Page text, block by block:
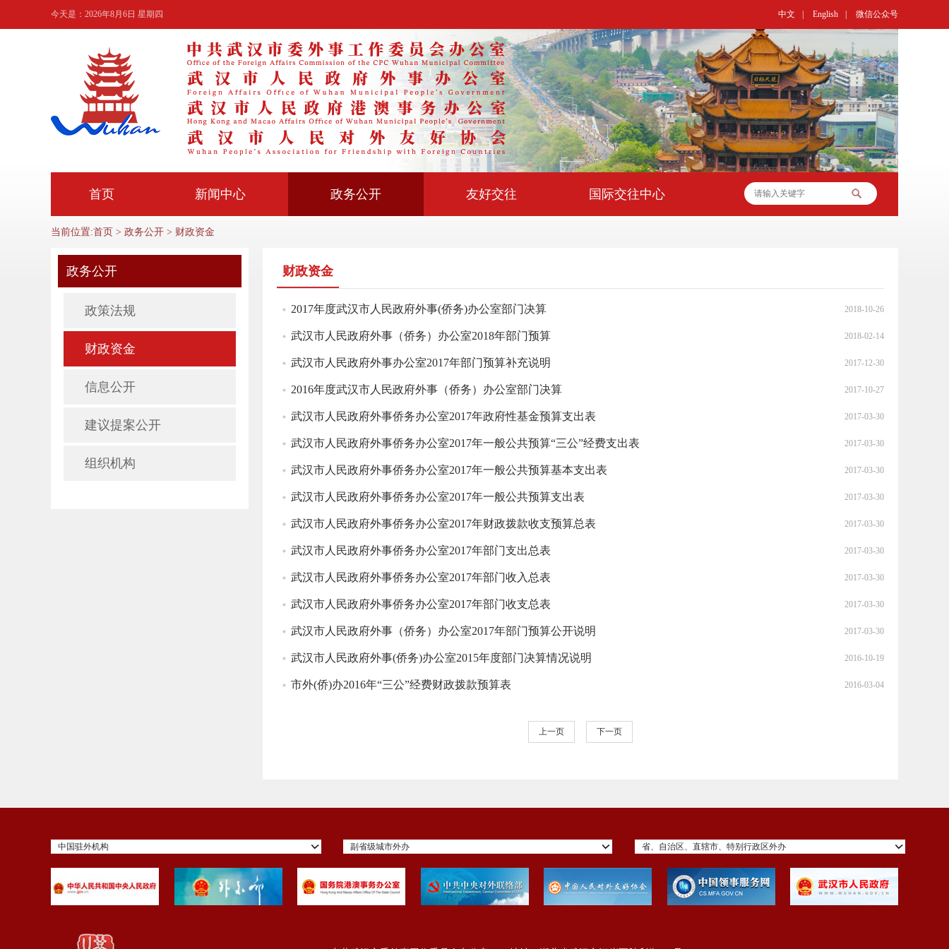
今天是： 2026年8月6日 星期四 中文 English 微信公众号
首页 新闻中心 政务公开 友好交往 国际交往中心
当前位置:首页 > 政务公开 > 财政资金
政务公开
政策法规
财政资金
信息公开
建议提案公开
组织机构
财政资金
2017年度武汉市人民政府外事(侨务)办公室部门决算 2018-10-26
武汉市人民政府外事（侨务）办公室2018年部门预算 2018-02-14
武汉市人民政府外事办公室2017年部门预算补充说明 2017-12-30
2016年度武汉市人民政府外事（侨务）办公室部门决算 2017-10-27
武汉市人民政府外事侨务办公室2017年政府性基金预算支出表 2017-03-30
武汉市人民政府外事侨务办公室2017年一般公共预算“三公”经费支出表 2017-03-30
武汉市人民政府外事侨务办公室2017年一般公共预算基本支出表 2017-03-30
武汉市人民政府外事侨务办公室2017年一般公共预算支出表 2017-03-30
武汉市人民政府外事侨务办公室2017年财政拨款收支预算总表 2017-03-30
武汉市人民政府外事侨务办公室2017年部门支出总表 2017-03-30
武汉市人民政府外事侨务办公室2017年部门收入总表 2017-03-30
武汉市人民政府外事侨务办公室2017年部门收支总表 2017-03-30
武汉市人民政府外事（侨务）办公室2017年部门预算公开说明 2017-03-30
武汉市人民政府外事(侨务)办公室2015年度部门决算情况说明 2016-10-19
市外(侨)办2016年“三公”经费财政拨款预算表 2016-03-04
上一页 下一页
中国驻外机构 副省级城市外办 省、自治区、直辖市、特别行政区外办